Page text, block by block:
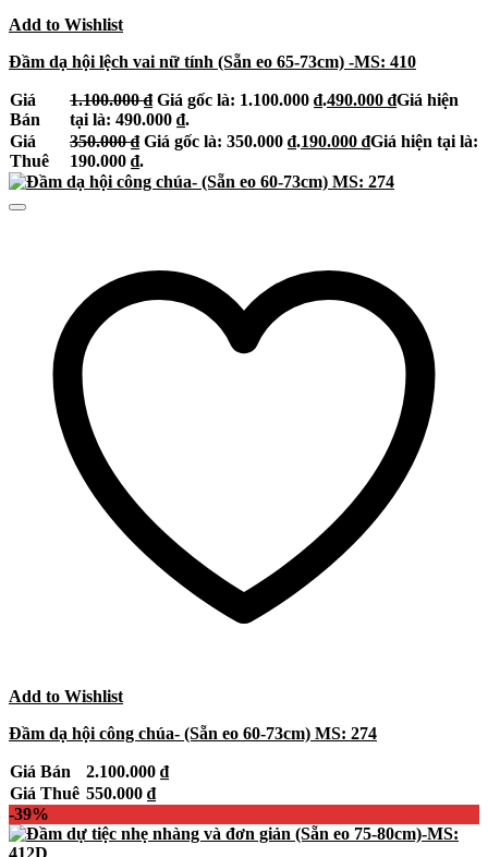
Add to Wishlist
Đầm dạ hội lệch vai nữ tính (Sẵn eo 65-73cm) -MS: 410
Giá
Bán
1.100.000₫ Giá gốc là: 1.100.000 ₫.490.000 ₫Giá hiện
tại là: 490.000 ₫.
Giá
Thuê
350.000₫ Giá gốc là: 350.000 ₫.190.000 ₫Giá hiện tại là:
190.000 ₫.
Add to Wishlist
Đầm dạ hội công chúa- (Sẵn eo 60-73cm) MS: 274
Giá Bán 2.100.000 ₫
Giá Thuê 550.000 ₫
-39%